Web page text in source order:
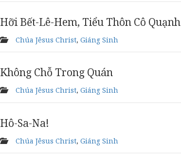
Hỡi Bết-Lê-Hem, Tiểu Thôn Cô Quạnh
Chúa Jêsus Christ, Giáng Sinh
Không Chỗ Trong Quán
Chúa Jêsus Christ, Giáng Sinh
Hô-Sa-Na!
Chúa Jêsus Christ, Giáng Sinh